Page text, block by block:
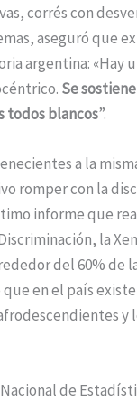
corrés con
aseguró que
argentina: «Hay
Se
todos blancos”.
a la
romper con la
informe que
la
del 60% de
en el país
y
de